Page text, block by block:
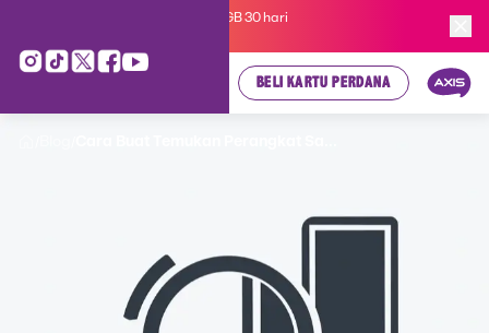
Kartu Perdana AXIS Suka-Suka 3GB 30 hari
BELI KARTU PERDANA